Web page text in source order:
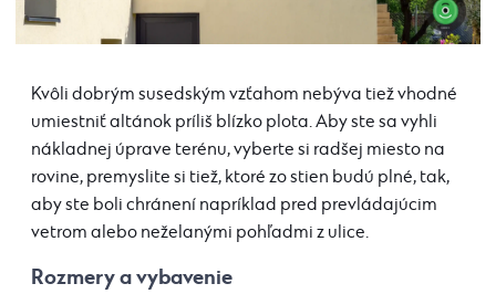
Kvôli dobrým susedským vzťahom nebýva tiež vhodné
umiestniť altánok príliš blízko plota. Aby ste sa vyhli
nákladnej úprave terénu, vyberte si radšej miesto na
rovine, premyslite si tiež, ktoré zo stien budú plné, tak,
aby ste boli chránení napríklad pred prevládajúcim
vetrom alebo neželanými pohľadmi z ulice.
Rozmery a vybavenie